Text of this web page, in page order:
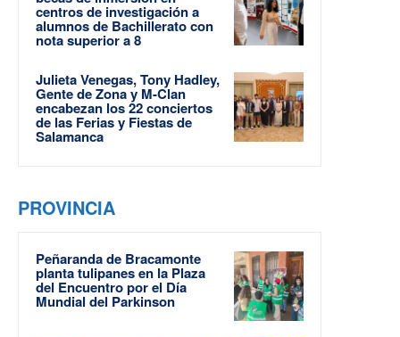
centros de investigación a
alumnos de Bachillerato con
nota superior a 8
Julieta Venegas, Tony Hadley,
Gente de Zona y M-Clan
encabezan los 22 conciertos
de las Ferias y Fiestas de
Salamanca
PROVINCIA
Peñaranda de Bracamonte
planta tulipanes en la Plaza
del Encuentro por el Día
Mundial del Parkinson